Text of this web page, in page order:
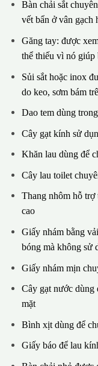
Bàn chải sắt
vết bẩn ở vân gạch
Găng tay: được
thể thiếu vì nó giúp
Sủi sắt hoặc inox
do keo, sơm bám
Dao tem dùng
Cây gạt kính sử
Khăn lau dùng để
Cây lau toilet
Thang nhôm hỗ trợ
cao
Giấy nhám bằng
bóng mà không sử
Giấy nhám mịn
Cây gạt nước dùng
mặt
Bình xịt dùng để
Giấy báo để lau